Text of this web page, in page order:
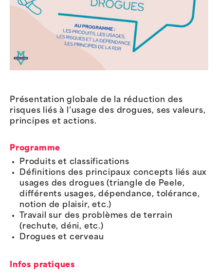
Présentation globale de la réduction des
risques liés à l’usage des drogues, ses valeurs,
principes et actions.
Programme
Produits et classifications
Définitions des principaux concepts liés aux
usages des drogues (triangle de Peele,
différents usages, dépendance, tolérance,
notion de plaisir, etc.)
Travail sur des problèmes de terrain
(rechute, déni, etc.)
Drogues et cerveau
Infos pratiques